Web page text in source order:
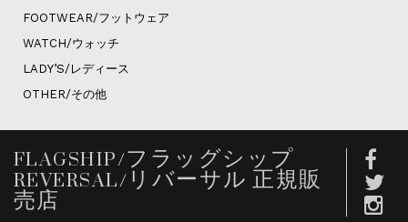
FOOTWEAR/フットウェア
WATCH/ウォッチ
LADY’S/レディース
OTHER/その他
FLAGSHIP/フラッグシップ
REVERSAL/リバーサル 正規販
売店